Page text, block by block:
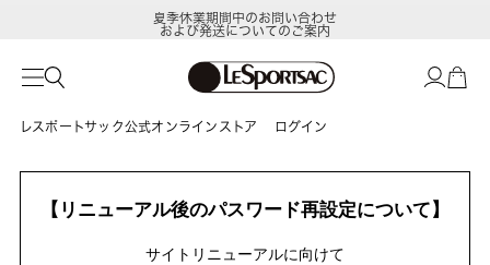
夏季休業期間中のお問い合わせ
および発送についてのご案内
レスポートサック公式オンラインストア ログイン
【リニューアル後のパスワード再設定について】
サイトリニューアルに向けて